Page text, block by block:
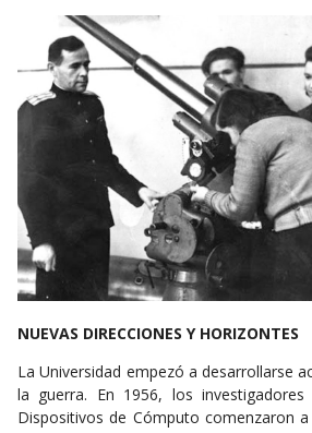
NUEVAS DIRECCIONES Y HORIZONTES
La Universidad empezó a desarrollarse
la guerra. En 1956, los
Dispositivos de Cómputo comenzaron